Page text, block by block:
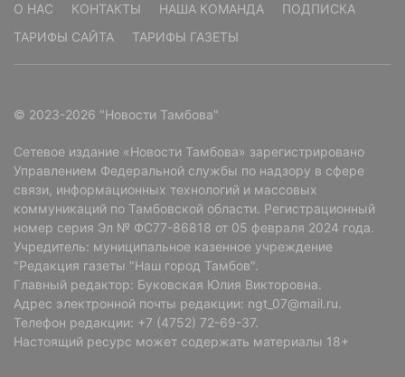
О НАС КОНТАКТЫ НАША КОМАНДА
ПОДПИСКА
ТАРИФЫ САЙТА
ТАРИФЫ ГАЗЕТЫ
© 2023-2026 "Новости Тамбова"
Сетевое издание «Новости Тамбова» зарегистрировано
Управлением Федеральной службы по надзору в сфере
связи, информационных технологий и массовых
коммуникаций по Тамбовской области. Регистрационный
номер серия Эл № ФС77-86818 от 05 февраля 2024 года.
Учредитель: муниципальное казенное учреждение
"Редакция газеты "Наш город Тамбов".
Главный редактор: Буковская Юлия Викторовна.
Адрес электронной почты редакции: ngt_07@mail.ru.
Телефон редакции: +7 (4752) 72-69-37.
Настоящий ресурс может содержать материалы 18+
Читайте там, где удобно